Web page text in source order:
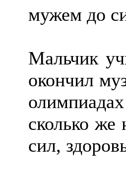
мужем до
Мальчик
окончил
сколько же
сил,